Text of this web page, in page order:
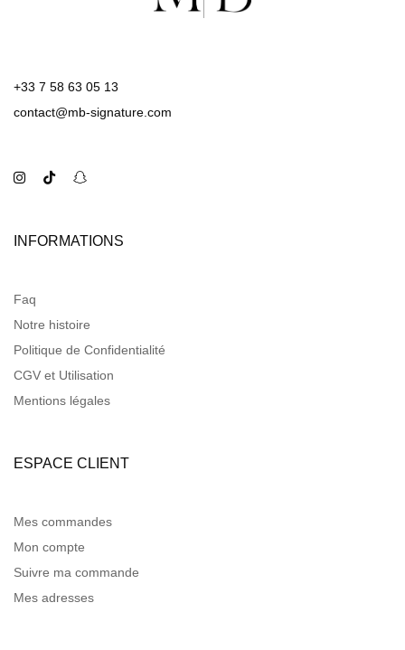
+33 7 58 63 05 13
contact@mb-signature.com
INFORMATIONS
Faq
Notre histoire
Politique de Confidentialité
CGV et Utilisation
Mentions légales
ESPACE CLIENT
Mes commandes
Mon compte
Suivre ma commande
Mes adresses